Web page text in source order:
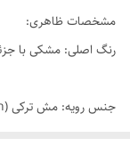
کشور تولید کننده
مشخصات ظاهری:
رنگ اصلی: مشکی با